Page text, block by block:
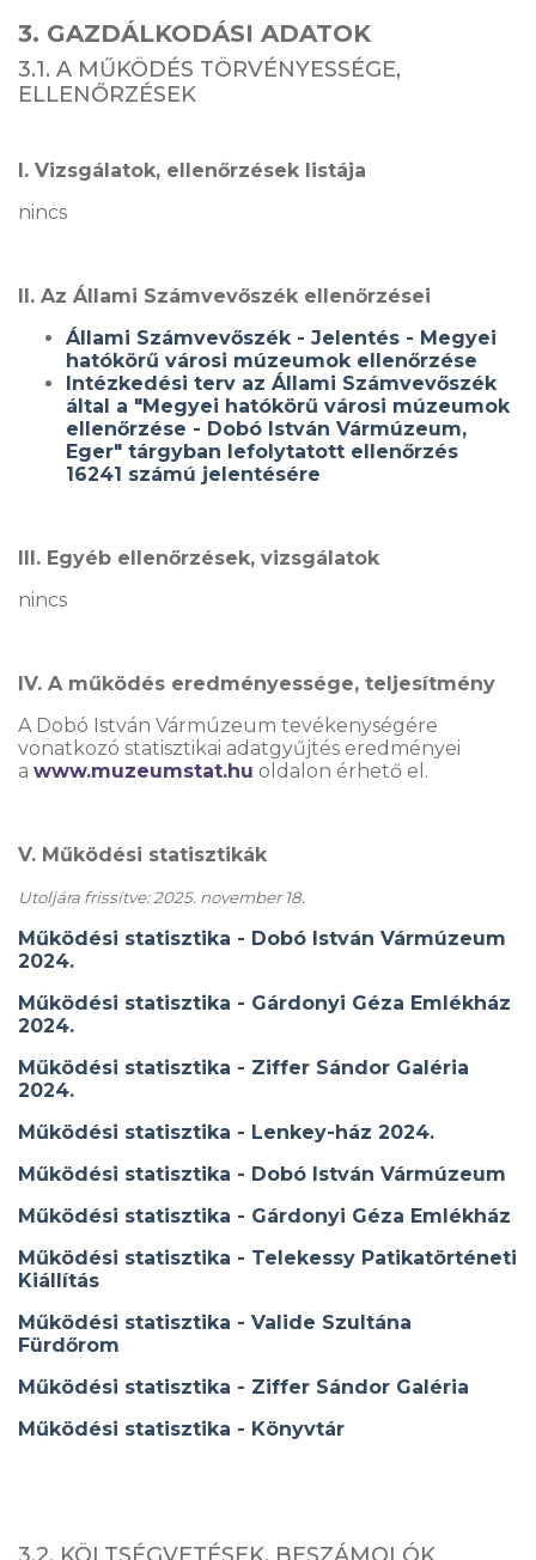
3. GAZDÁLKODÁSI ADATOK
3.1. A MŰKÖDÉS TÖRVÉNYESSÉGE,
ELLENŐRZÉSEK
I. Vizsgálatok, ellenőrzések listája
nincs
II. Az Állami Számvevőszék ellenőrzései
Állami Számvevőszék - Jelentés - Megyei
hatókörű városi múzeumok ellenőrzése
Intézkedési terv az Állami Számvevőszék
által a "Megyei hatókörű városi múzeumok
ellenőrzése - Dobó István Vármúzeum,
Eger" tárgyban lefolytatott ellenőrzés
16241 számú jelentésére
III. Egyéb ellenőrzések, vizsgálatok
nincs
IV. A működés eredményessége, teljesítmény
A Dobó István Vármúzeum tevékenységére
vonatkozó statisztikai adatgyűjtés eredményei
a www.muzeumstat.hu oldalon érhető el.
V. Működési statisztikák
Utoljára frissítve: 2025. november 18.
Működési statisztika - Dobó István Vármúzeum
2024.
Működési statisztika - Gárdonyi Géza Emlékház
2024.
Működési statisztika - Ziffer Sándor Galéria
2024.
Működési statisztika - Lenkey-ház 2024.
Működési statisztika - Dobó István Vármúzeum
Működési statisztika - Gárdonyi Géza Emlékház
Működési statisztika - Telekessy Patikatörténeti
Kiállítás
Működési statisztika - Valide Szultána
Fürdőrom
Működési statisztika - Ziffer Sándor Galéria
Működési statisztika - Könyvtár